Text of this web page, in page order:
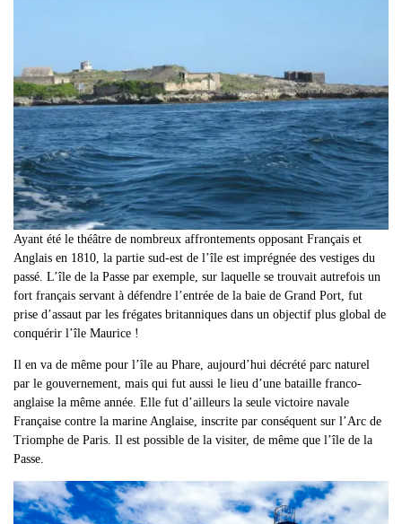
Ayant été le théâtre de nombreux affrontements opposant Français et
Anglais en 1810, la partie sud-est de l’île est imprégnée des vestiges du
passé. L’île de la Passe par exemple, sur laquelle se trouvait autrefois un
fort français servant à défendre l’entrée de la baie de Grand Port, fut
prise d’assaut par les frégates britanniques dans un objectif plus global de
conquérir l’île Maurice !
Il en va de même pour l’île au Phare, aujourd’hui décrété parc naturel
par le gouvernement, mais qui fut aussi le lieu d’une bataille franco-
anglaise la même année. Elle fut d’ailleurs la seule victoire navale
Française contre la marine Anglaise, inscrite par conséquent sur l’Arc de
Triomphe de Paris. Il est possible de la visiter, de même que l’île de la
Passe.